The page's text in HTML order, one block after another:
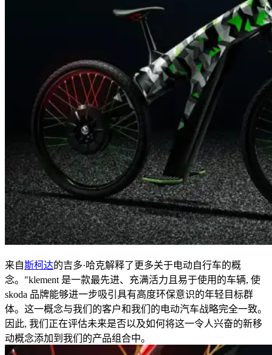
来自斯柯达的吉多·哈克解释了更多关于电动自行车的概
念。"klement 是一款最先进、充满活力且易于使用的车辆, 使
skoda 品牌能够进一步吸引具有高度环保意识的年轻目标群
体。这一概念与我们的客户和我们的电动汽车战略完全一致。
因此, 我们正在评估未来是否以及如何将这一令人兴奋的新移
动概念添加到我们的产品组合中。